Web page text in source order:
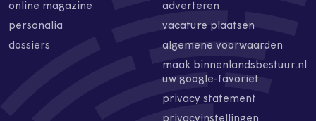
online magazine
personalia
dossiers
adverteren
vacature plaatsen
algemene voorwaarden
maak binnenlandsbestuur.nl
uw google-favoriet
privacy statement